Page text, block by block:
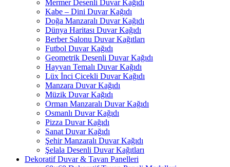
Mermer Desenli Duvar Kağıdı
Kabe – Dini Duvar Kağıdı
Doğa Manzaralı Duvar Kağıdı
Dünya Haritası Duvar Kağıdı
Berber Salonu Duvar Kağıtları
Futbol Duvar Kağıdı
Geometrik Desenli Duvar Kağıdı
Hayvan Temalı Duvar Kağıdı
Lüx İnci Çicekli Duvar Kağıdı
Manzara Duvar Kağıdı
Müzik Duvar Kağıdı
Orman Manzaralı Duvar Kağıdı
Osmanlı Duvar Kağıdı
Pizza Duvar Kağıdı
Sanat Duvar Kağıdı
Şehir Manzaralı Duvar Kağıdı
Şelala Desenli Duvar Kağıtları
Dekoratif Duvar & Tavan Panelleri